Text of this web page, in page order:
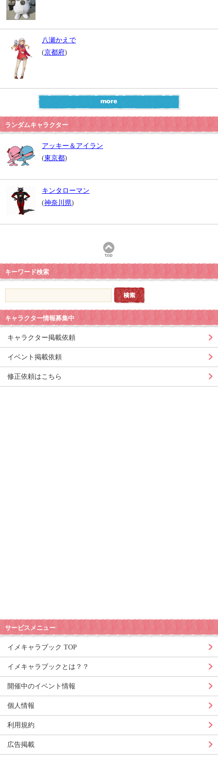
八瀬かえで
(京都府)
ランダムキャラクター
アッキー＆アイラン
(東京都)
キンタローマン
(神奈川県)
キーワード検索
キャラクター情報募集中
キャラクター掲載依頼
イベント掲載依頼
修正依頼はこちら
サービスメニュー
イメキャラブック TOP
イメキャラブックとは？？
開催中のイベント情報
個人情報
利用規約
広告掲載